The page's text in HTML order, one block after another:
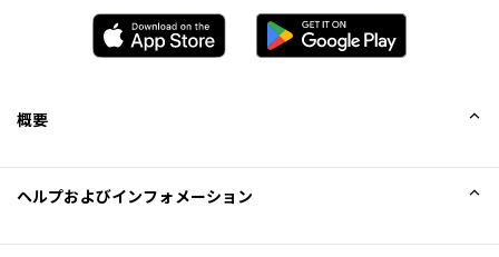
た、チップの支払いに充てることもできません。
カード保持者様は、入店時間から6時間以内に当レスト
時間帯によってはレストランの座席制限を超えること
用が制限されることがありますのでご了承ください。
Priority Pass and its Affiliates Companies shall not be
概要
ヘルプおよびインフォメーション